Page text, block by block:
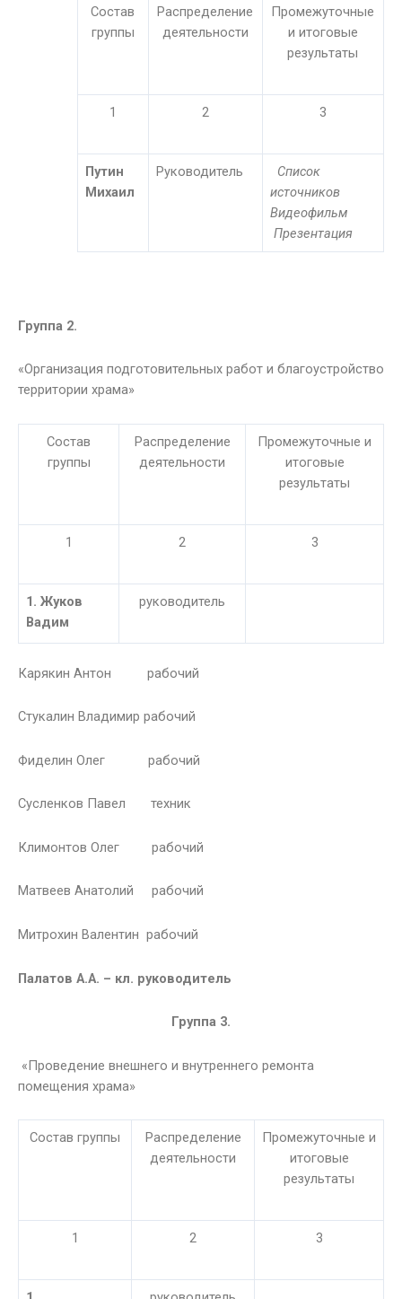
Состав
группы
Распределение
деятельности
Промежуточные
и итоговые
результаты
1 2 3
Путин
Михаил
Руководитель
Список
источников
Видеофильм
Презентация
Группа 2.
«Организация подготовительных работ и благоустройство
территории храма»
Состав
группы
Распределение
деятельности
Промежуточные и
итоговые
результаты
1 2 3
1. Жуков
Вадим
руководитель
Карякин Антон рабочий
Стукалин Владимир рабочий
Фиделин Олег рабочий
Сусленков Павел техник
Климонтов Олег рабочий
Матвеев Анатолий рабочий
Митрохин Валентин рабочий
Палатов А.А. – кл. руководитель
Группа 3.
«Проведение внешнего и внутреннего ремонта
помещения храма»
Состав группы
Распределение
деятельности
Промежуточные и
итоговые
результаты
1 2 3